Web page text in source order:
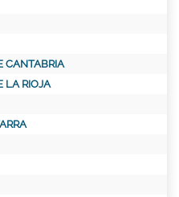
CANTABRIA
LA RIOJA